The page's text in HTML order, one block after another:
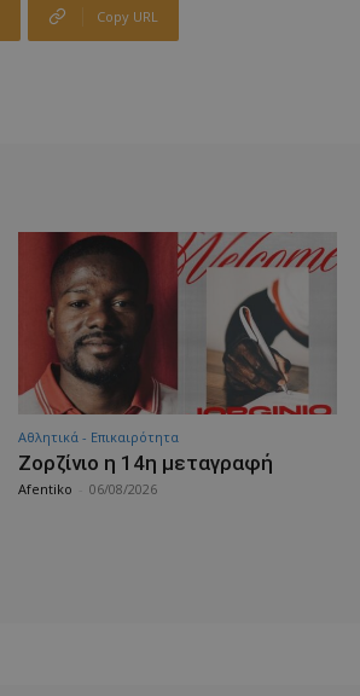
Copy URL
Αθλητικά - Επικαιρότητα
Ζορζίνιο η 14η μεταγραφή
Afentiko 06/08/2026